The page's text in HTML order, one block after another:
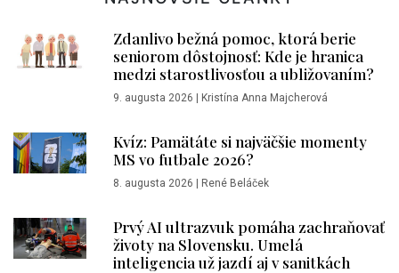
Zdanlivo bežná pomoc, ktorá berie
seniorom dôstojnosť: Kde je hranica
medzi starostlivosťou a ubližovaním?
9. augusta 2026 | Kristína Anna Majcherová
Kvíz: Pamätáte si najväčšie momenty
MS vo futbale 2026?
8. augusta 2026 | René Beláček
Prvý AI ultrazvuk pomáha zachraňovať
životy na Slovensku. Umelá
inteligencia už jazdí aj v sanitkách